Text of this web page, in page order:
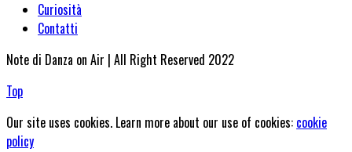
Curiosità
Contatti
Note di Danza on Air | All Right Reserved 2022
Top
Our site uses cookies. Learn more about our use of cookies: cookie
policy